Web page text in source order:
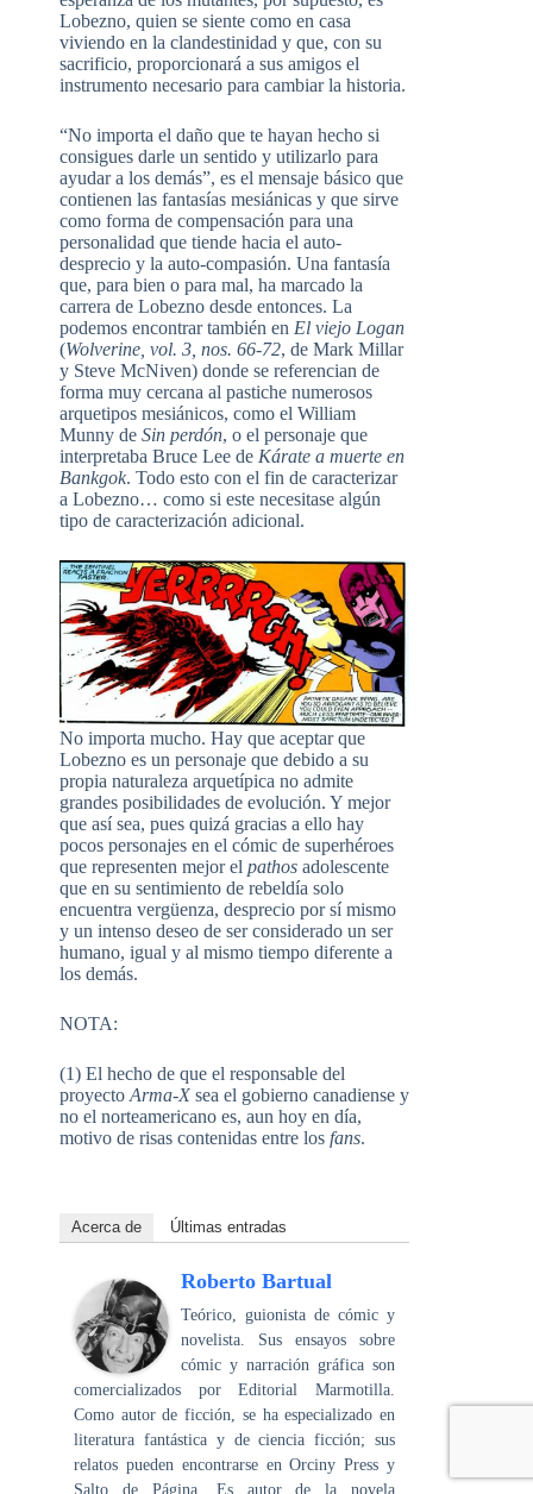
Lobezno, quien se siente como en casa
viviendo en la clandestinidad y que, con su
sacrificio, proporcionará a sus amigos el
instrumento necesario para cambiar la historia.
“No importa el daño que te hayan hecho si
consigues darle un sentido y utilizarlo para
ayudar a los demás”, es el mensaje básico que
contienen las fantasías mesiánicas y que sirve
como forma de compensación para una
personalidad que tiende hacia el auto-
desprecio y la auto-compasión. Una fantasía
que, para bien o para mal, ha marcado la
carrera de Lobezno desde entonces. La
podemos encontrar también en El viejo Logan
(Wolverine, vol. 3, nos. 66-72, de Mark Millar
y Steve McNiven) donde se referencian de
forma muy cercana al pastiche numerosos
arquetipos mesiánicos, como el William
Munny de Sin perdón, o el personaje que
interpretaba Bruce Lee de Kárate a muerte en
Bankgok. Todo esto con el fin de caracterizar
a Lobezno… como si este necesitase algún
tipo de caracterización adicional.
No importa mucho. Hay que aceptar que
Lobezno es un personaje que debido a su
propia naturaleza arquetípica no admite
grandes posibilidades de evolución. Y mejor
que así sea, pues quizá gracias a ello hay
pocos personajes en el cómic de superhéroes
que representen mejor el pathos adolescente
que en su sentimiento de rebeldía solo
encuentra vergüenza, desprecio por sí mismo
y un intenso deseo de ser considerado un ser
humano, igual y al mismo tiempo diferente a
los demás.
NOTA:
(1) El hecho de que el responsable del
proyecto Arma-X sea el gobierno canadiense y
no el norteamericano es, aun hoy en día,
motivo de risas contenidas entre los fans.
Acerca de Últimas entradas
Roberto Bartual
Teórico, guionista de cómic y
novelista. Sus ensayos sobre
cómic y narración gráfica son
comercializados por Editorial Marmotilla.
Como autor de ficción, se ha especializado en
literatura fantástica y de ciencia ficción; sus
relatos pueden encontrarse en Orciny Press y
Salto de Página. Es autor de la novela